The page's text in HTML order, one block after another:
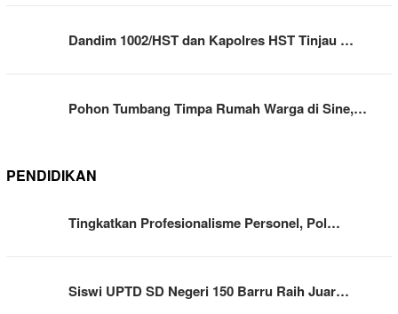
Dandim 1002/HST dan Kapolres HST Tinjau …
Pohon Tumbang Timpa Rumah Warga di Sine,…
PENDIDIKAN
Tingkatkan Profesionalisme Personel, Pol…
Siswi UPTD SD Negeri 150 Barru Raih Juar…